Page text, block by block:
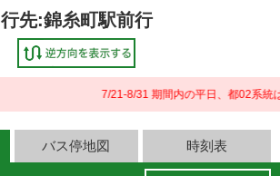
行先:錦糸町駅前行
7/21-8/31 期間内の平日、都02系統
バス停地図 時刻表